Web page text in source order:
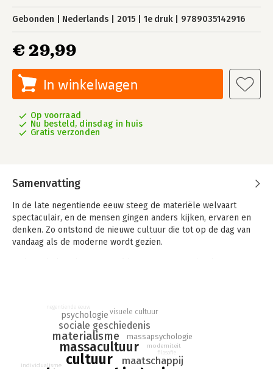
Gebonden Nederlands 2015 1e druk 9789035142916
€ 29,99
In winkelwagen
Op voorraad
Nu besteld, dinsdag in huis
Gratis verzonden
Samenvatting
In de late negentiende eeuw steeg de materiële welvaart
spectaculair, en de mensen gingen anders kijken, ervaren en
denken. Zo ontstond de nieuwe cultuur die tot op de dag van
vandaag als de moderne wordt gezien.
grote steden. Daar waren de spraakmakende winkels, de
verbluffende horecaconcepten, de eerste bioscopen, daar
waren alle nouveautés te zien.
In deze nieuwe cultuur werd het concrete, het materiële,
cultuur
massacultuur
materialisme
sociale geschiedenis
maatschappij
psychologie
massapsychologie
visuele cultuur
moderniteit
filosofie
individualisme
negentiende eeuw